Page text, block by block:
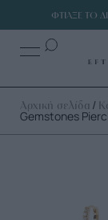
ΦΤΙΑΞΕ ΤΟ
Αρχική σελίδα /
Gemstones